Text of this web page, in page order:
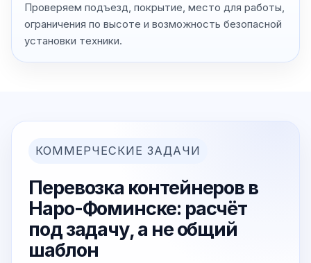
Проверяем подъезд, покрытие, место для работы,
ограничения по высоте и возможность безопасной
установки техники.
КОММЕРЧЕСКИЕ ЗАДАЧИ
Перевозка контейнеров в
Наро-Фоминске: расчёт
под задачу, а не общий
шаблон